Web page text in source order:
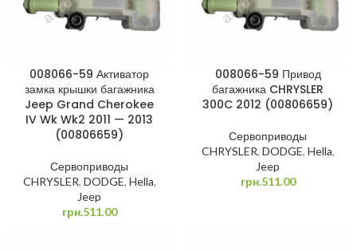
008066-59 Активатор
замка крышки багажника
Jeep Grand Cherokee
IV Wk Wk2 2011 — 2013
(00806659)
Сервоприводы
CHRYSLER, DODGE, Hella,
Jeep
грн.511.00
008066-59 Привод
багажника CHRYSLER
300C 2012 (00806659)
Сервоприводы
CHRYSLER, DODGE, Hella,
Jeep
грн.511.00